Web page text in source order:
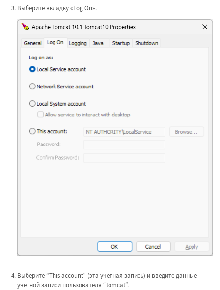
Выберите вкладку «Log On».
Выберите “This account” (эта учетная запись) и введите данные
учетной записи пользователя “tomcat”.